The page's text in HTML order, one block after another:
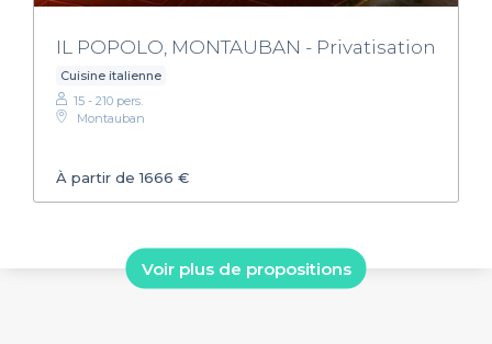
IL POPOLO, MONTAUBAN - Privatisation
Cuisine italienne
15 - 210 pers.
Montauban
À partir de 1666 €
Voir plus de propositions